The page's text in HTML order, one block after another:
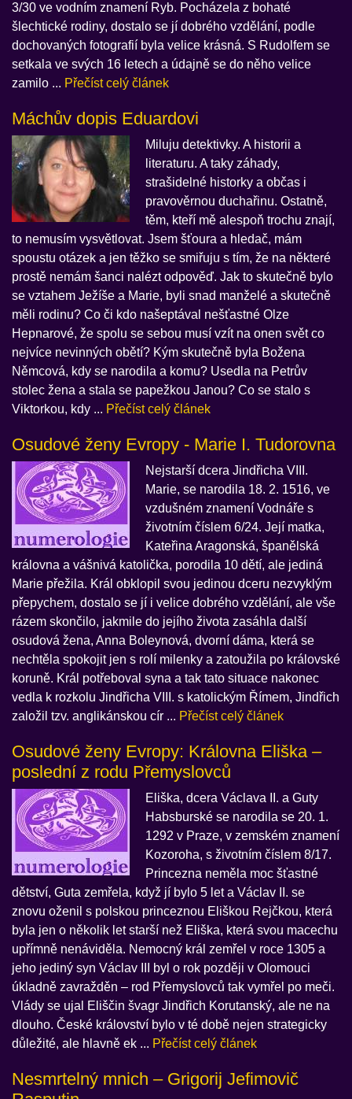
3/30 ve vodním znamení Ryb. Pocházela z bohaté
šlechtické rodiny, dostalo se jí dobrého vzdělání, podle
dochovaných fotografií byla velice krásná. S Rudolfem se
setkala ve svých 16 letech a údajně se do něho velice
zamilo ... Přečíst celý článek
Máchův dopis Eduardovi
Miluju detektivky. A historii a
literaturu. A taky záhady,
strašidelné historky a občas i
pravověrnou duchařinu. Ostatně,
těm, kteří mě alespoň trochu znají,
to nemusím vysvětlovat. Jsem šťoura a hledač, mám
spoustu otázek a jen těžko se smiřuju s tím, že na některé
prostě nemám šanci nalézt odpověď. Jak to skutečně bylo
se vztahem Ježíše a Marie, byli snad manželé a skutečně
měli rodinu? Co či kdo našeptával nešťastné Olze
Hepnarové, že spolu se sebou musí vzít na onen svět co
nejvíce nevinných obětí? Kým skutečně byla Božena
Němcová, kdy se narodila a komu? Usedla na Petrův
stolec žena a stala se papežkou Janou? Co se stalo s
Viktorkou, kdy ... Přečíst celý článek
Osudové ženy Evropy - Marie I. Tudorovna
Nejstarší dcera Jindřicha VIII.
Marie, se narodila 18. 2. 1516, ve
vzdušném znamení Vodnáře s
životním číslem 6/24. Její matka,
Kateřina Aragonská, španělská
královna a vášnivá katolička, porodila 10 dětí, ale jediná
Marie přežila. Král obklopil svou jedinou dceru nezvyklým
přepychem, dostalo se jí i velice dobrého vzdělání, ale vše
rázem skončilo, jakmile do jejího života zasáhla další
osudová žena, Anna Boleynová, dvorní dáma, která se
nechtěla spokojit jen s rolí milenky a zatoužila po královské
koruně. Král potřeboval syna a tak tato situace nakonec
vedla k rozkolu Jindřicha VIII. s katolickým Římem, Jindřich
založil tzv. anglikánskou cír ... Přečíst celý článek
Osudové ženy Evropy: Královna Eliška –
poslední z rodu Přemyslovců
Eliška, dcera Václava II. a Guty
Habsburské se narodila se 20. 1.
1292 v Praze, v zemském znamení
Kozoroha, s životním číslem 8/17.
Princezna neměla moc šťastné
dětství, Guta zemřela, když jí bylo 5 let a Václav II. se
znovu oženil s polskou princeznou Eliškou Rejčkou, která
byla jen o několik let starší než Eliška, která svou macechu
upřímně nenáviděla. Nemocný král zemřel v roce 1305 a
jeho jediný syn Václav III byl o rok později v Olomouci
úkladně zavražděn – rod Přemyslovců tak vymřel po meči.
Vlády se ujal Eliščin švagr Jindřich Korutanský, ale ne na
dlouho. České království bylo v té době nejen strategicky
důležité, ale hlavně ek ... Přečíst celý článek
Nesmrtelný mnich – Grigorij Jefimovič